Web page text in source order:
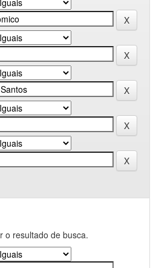
o resultado de busca.